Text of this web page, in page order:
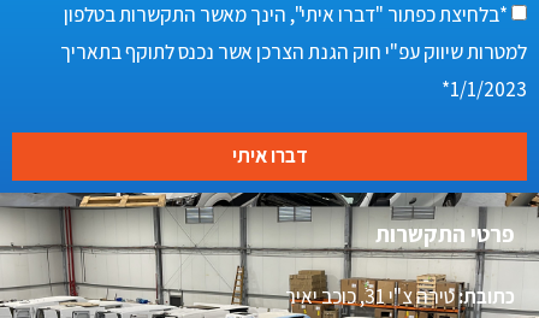
*בלחיצת כפתור "דברו איתי", הינך מאשר התקשרות בטלפון
למטרות שיווק עפ"י חוק הגנת הצרכן אשר נכנס לתוקף בתאריך
1/1/2023*
דברו איתי
פרטי התקשרות
כתובת:טירה צ"י 31, כוכב יאיר